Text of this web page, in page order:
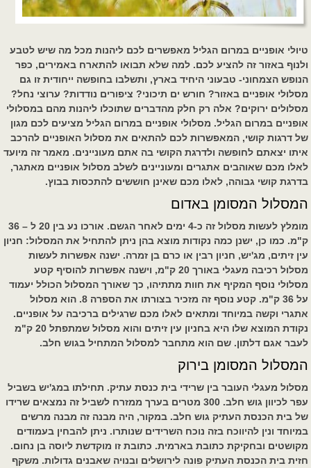
טיולי אופניים במרום הגליל מאפשרים לכם ליהנות מכל מה שיש לטבע
ולנוף באזור זה להציע לכם. למה שלא תבואו להתארח באמירים, כפר
הנופש הצמחוני- טבעוני היחיד בארץ, ותשלבו בחופשה ייחודית זו גם
מסלולי אופניים באזור? חורש ים תיכוני? ציפורים נודדות? ערוצי נחל?
מסלולים ירוקים? אלה רק חלק מהדברים שתוכלו ליהנות מהם במסלולי
אופניים במרום הגליל. מסלולי אופניים במרום הגליל מציעים לכם מגון
של דרגות קושי, המאפשרות לכם להתאים את מסלול האופניים להרכב
איתו יצאתם לחופשה ולדרגת הקושי בה אתם מעוניינים. מאמר זה מיועד
לאלו מכם שאוהבים אתגרים ומעוניינים לשלב מסלול אופניים מאתגר,
בדרגת קושי גבוהה, לאלו מכם שאינן חוששים להתכסות בבוץ.
המסלול המסומן באדום
מומלץ לעשות מסלול זה כ-4 ימים לאחר הגשם. אורכו נע בין 20 ל – 36
ק"מ. כמו כן, ישנן כמה נקודות מוצא בהן ניתן להתחיל את המסלול: חניון
עין זיתים, מג'יש, חניון רבין או כרם בן זמרה. ישנה אפשרות לעשות
מסלול רכיבה מעגלי באורך 20 ק"מ, וישנה אפשרות להוסיף קטע
מסלולי נוסף המקיף את חוות מתתיהו, כך שאורך המסלול הכולל יעמוד
על 36 ק"מ. קטע נוסף זה מזכיר בצורתו את הספרה 8. הוא מסלול
אתגרי וקשה במיוחד ומתאים לאלו מכם שרגילים ברכיבה על אופניים.
נקודת המוצא שלו היא בחניון עין זיתים והוא מסלול שמתפתל 20 ק"מ
לעבר אגם דלתון. שם הוא מתחבר למסלול המתחיל בגוש חלב.
המסלול המסומן בירוק
מסלול מעגלי העובר בין שרידי בית כנסת עתיק. תחילתו במג'יש בשביל
עפר לכיוון גוש חלב. 300 מטרים בערך ממזרח לשביל זה נמצאים שרידו
של בית הכנסת העתיק גוש חלב. במקור, היה מבנה זה מבנה מרשים
במיוחד ונין להיווכח בזה נוכח השרידים שנותרו. ניתן להבחין בעמודים
מקושטים ובחקיקת כתובת בארמית. כתובת זו מוקדשת ליוסה בן נחום.
חזית בית הכנסת העתיק פונה לירושלים ובנויה שאבנים גדולות. משקף